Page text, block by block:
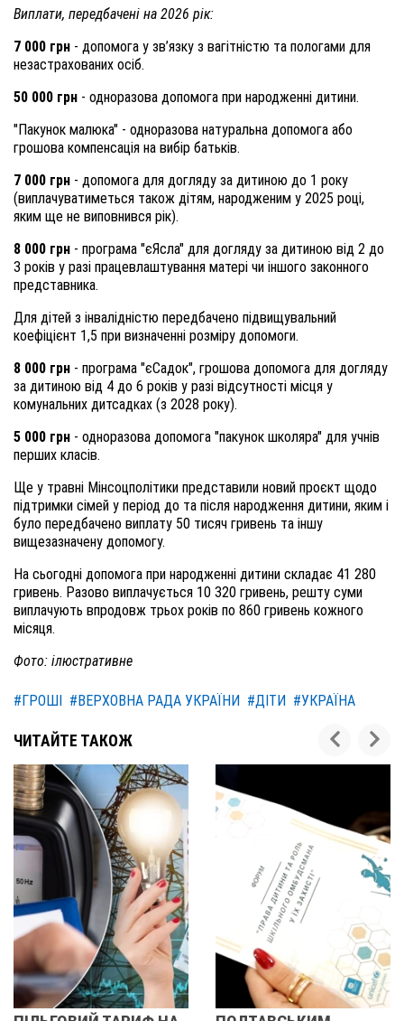
Виплати, передбачені на 2026 рік:
7 000 грн - допомога у зв’язку з вагітністю та пологами для
незастрахованих осіб.
50 000 грн - одноразова допомога при народженні дитини.
"Пакунок малюка" - одноразова натуральна допомога або
грошова компенсація на вибір батьків.
7 000 грн - допомога для догляду за дитиною до 1 року
(виплачуватиметься також дітям, народженим у 2025 році,
яким ще не виповнився рік).
8 000 грн - програма "єЯсла" для догляду за дитиною від 2 до
3 років у разі працевлаштування матері чи іншого законного
представника.
Для дітей з інвалідністю передбачено підвищувальний
коефіцієнт 1,5 при визначенні розміру допомоги.
8 000 грн - програма "єСадок", грошова допомога для догляду
за дитиною від 4 до 6 років у разі відсутності місця у
комунальних дитсадках (з 2028 року).
5 000 грн - одноразова допомога "пакунок школяра" для учнів
перших класів.
Ще у травні Мінсоцполітики представили новий проєкт щодо
підтримки сімей у період до та після народження дитини, яким і
було передбачено виплату 50 тисяч гривень та іншу
вищезазначену допомогу.
На сьогодні допомога при народженні дитини складає 41 280
гривень. Разово виплачується 10 320 гривень, решту суми
виплачують впродовж трьох років по 860 гривень кожного
місяця.
Фото: ілюстративне
#ГРОШІ #ВЕРХОВНА РАДА УКРАЇНИ #ДІТИ #УКРАЇНА
ЧИТАЙТЕ ТАКОЖ